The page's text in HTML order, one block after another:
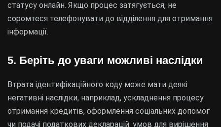
статусу онлайн. Якщо процес затягується, не
соромтеся телефонувати до відділення для отримання
інформації.
5. Беріть до уваги можливі наслідки
Втрата ідентифікаційного коду може мати деякі
негативні наслідки, наприклад, ускладнення процесу
отримання кредитів, оформлення соціальних допомог
чи подачі податкових декларацій. умов для вирішення